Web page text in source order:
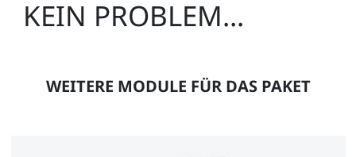
UniTrain Aufbewahrungskoffer für
KEIN PROBLEM...
WEITERE MODULE FÜR DAS PAKET